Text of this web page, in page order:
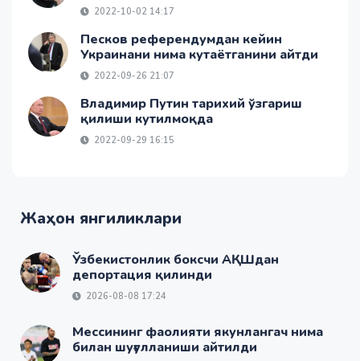
2022-10-02 14:17
Песков референдумдан кейин
Украинани нима кутаётганини айтди
2022-09-26 21:07
Владимир Путин тарихий ўзгариш
қилиши кутилмоқда
2022-09-29 16:15
Жаҳон янгиликлари
Ўзбекистонлик боксчи АҚШдан
депортация қилинди
2026-08-08 17:24
Мессининг фаолияти якунлангач нима
билан шуғулланиши айтилди